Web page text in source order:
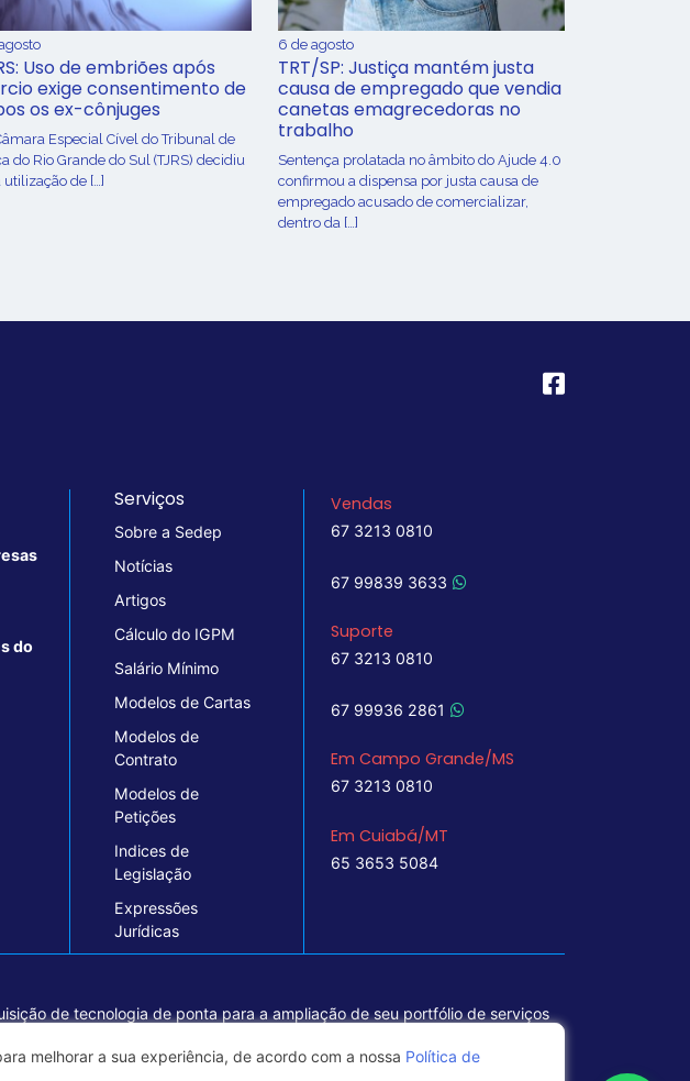
Uso de embriões após
exige consentimento de
os ex-cônjuges
Especial Cível do Tribunal de
do Rio Grande do Sul (TJRS) decidiu
utilização de […]
6 de agosto
TRT/SP: Justiça mantém justa
causa de empregado que vendia
canetas emagrecedoras no
trabalho
Sentença prolatada no âmbito do Ajude 4.0
confirmou a dispensa por justa causa de
empregado acusado de comercializar,
dentro da […]
do
Serviços
Sobre a Sedep
Notícias
Artigos
Cálculo do IGPM
Salário Mínimo
Modelos de Cartas
Modelos de
Contrato
Modelos de
Petições
Indices de
Legislação
Expressões
Jurídicas
Vendas
67 3213 0810
67 99839 3633
Suporte
67 3213 0810
67 99936 2861
Em Campo Grande/MS
67 3213 0810
Em Cuiabá/MT
65 3653 5084
de tecnologia de ponta para a ampliação de seu portfólio de serviços
melhorar a sua experiência, de acordo com a nossa Política de